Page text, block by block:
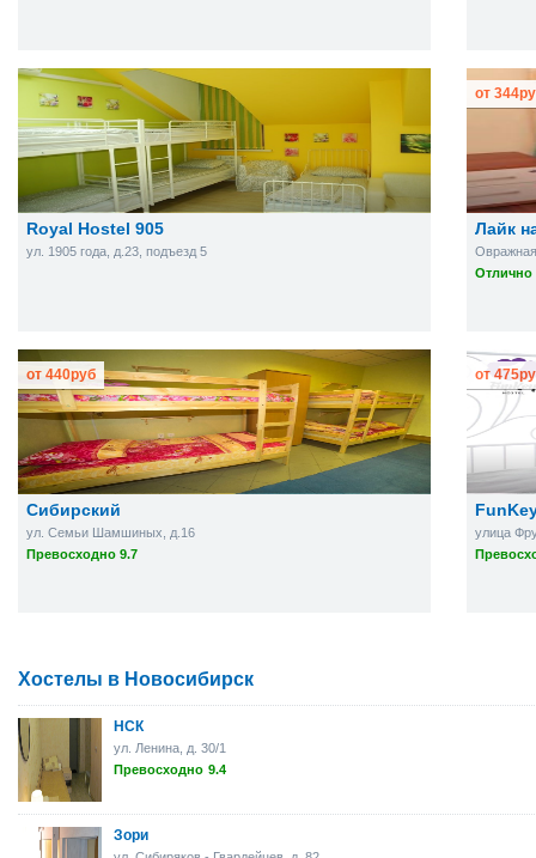
Royal Hostel 905
ул. 1905 года, д.23, подъезд 5
Лайк
Отлично
от 344
Сибирский
ул. Семьи Шамшиных, д.16
Превосходно 9.7
от 440руб
улица
от 475
Хостелы в Новосибирск
НСК
ул. Ленина, д. 30/1
Превосходно 9.4
Зори